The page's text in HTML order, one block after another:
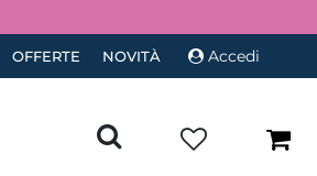
OFFERTE NOVITÀ Accedi